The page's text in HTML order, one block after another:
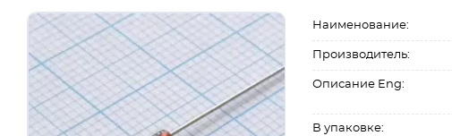
Наименование:
Производитель:
Описание Eng:
В упаковке: